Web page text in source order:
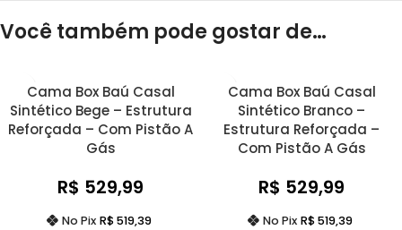
Você também pode gostar de…
Cama Box Baú Casal
Sintético Bege – Estrutura
Reforçada – Com Pistão A
Gás
R$ 529,99
No Pix R$519,39
Cama Box Baú Casal
Sintético Branco –
Estrutura Reforçada –
Com Pistão A Gás
R$ 529,99
No Pix R$519,39